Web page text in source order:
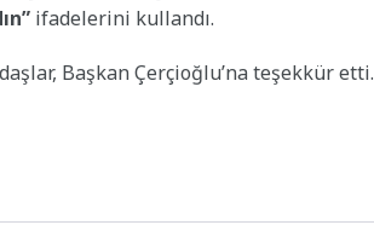
ifadelerini kullandı.
Başkan Çerçioğlu’na teşekkür etti.